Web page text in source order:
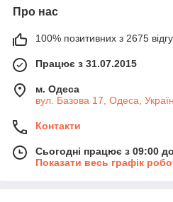
Про нас
100% позитивних з 2675
Працює з 31.07.2015
м. Одеса
вул. Базова 17, Одеса,
Контакти
Сьогодні працює з 09:00
Показати весь графік